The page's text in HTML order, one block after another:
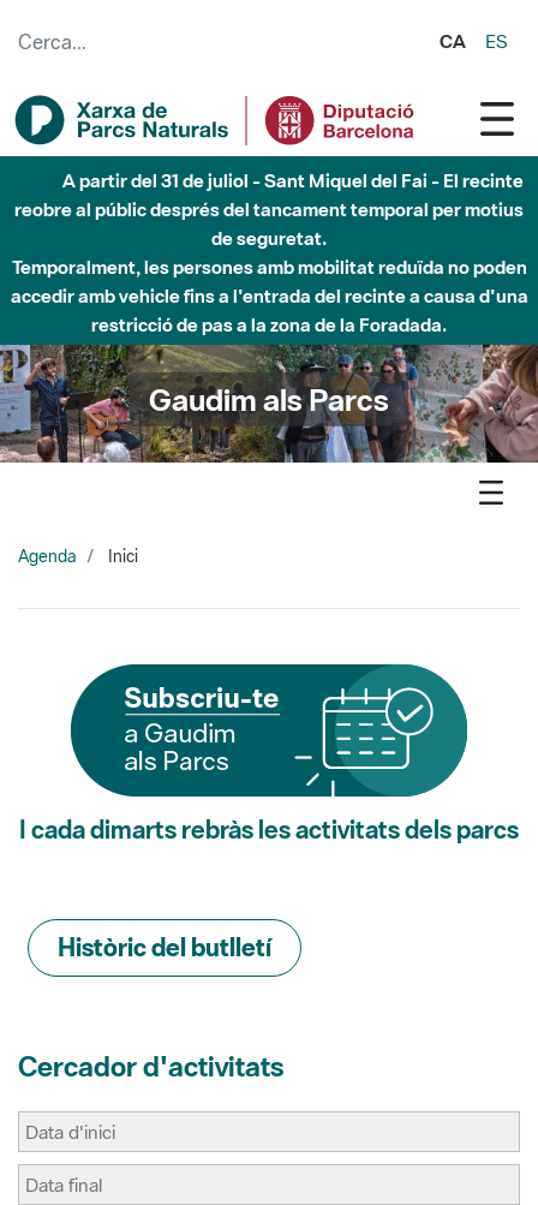
CA ES
Fins al desembre de 2026 - Parc Fluvial Besòs -
Afectacions a la llera del Parc Fluvial del Besòs degut a
obres de construcció d'una passera sobre el riu
Gaudim als Parcs
Agenda Inici
I cada dimarts rebràs les activitats dels parcs
Cercador d'activitats